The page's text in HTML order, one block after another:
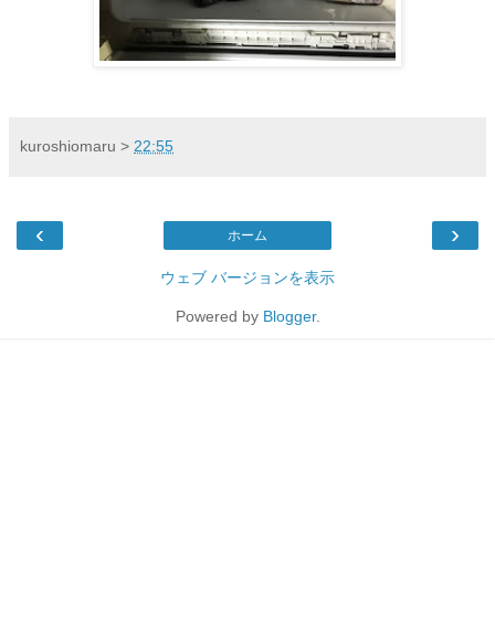
kuroshiomaru > 22:55
‹ ›
ホーム
ウェブ バージョンを表示
Powered by Blogger.